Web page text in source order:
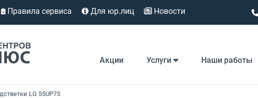
Правила сервиса Для юр.лиц Новости
Акции Услуги Наши работы
LG 55UP75